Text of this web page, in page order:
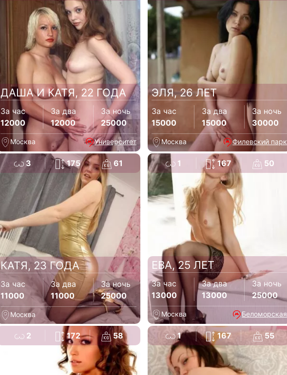
ДАША И КАТЯ, 22 ГОДА
За час
12000
За два
12000
За ночь
25000
Москва Университет
ЭЛЯ, 26 ЛЕТ
За час
15000
За два
15000
За ночь
30000
Москва Филевский парк
3 175 61
КАТЯ, 23 ГОДА
За час
11000
За два
11000
За ночь
25000
Москва
1 167 50
ЕВА, 25 ЛЕТ
За час
13000
За два
13000
За ночь
25000
Москва Беломорская
2 172 58 1 167 55